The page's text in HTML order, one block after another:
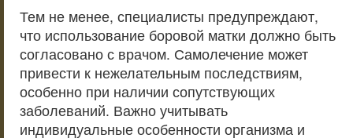
Тем не менее, специалисты предупреждают,
что использование боровой матки должно быть
согласовано с врачом. Самолечение может
привести к нежелательным последствиям,
особенно при наличии сопутствующих
заболеваний. Важно учитывать
индивидуальные особенности организма и